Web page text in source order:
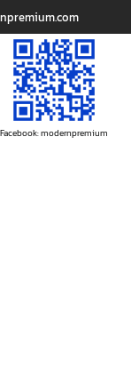
Facebook: modernpremium